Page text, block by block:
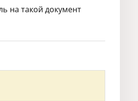
на такой документ